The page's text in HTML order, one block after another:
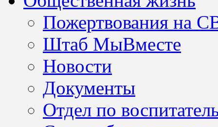
Пожертвования на
Штаб МыВместе
Новости
Документы
Отдел по